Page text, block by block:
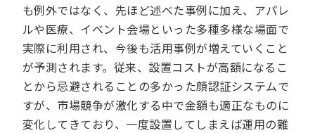
も例外ではなく、先ほど述べた事例に加え、アパレ
ルや医療、イベント会場といった多種多様な場面で
実際に利用され、今後も活用事例が増えていくこと
が予測されます。従来、設置コストが高額になるこ
とから忌避されることの多かった顔認証システムで
すが、市場競争が激化する中で金額も適正なものに
変化してきており、一度設置してしまえば運用の難